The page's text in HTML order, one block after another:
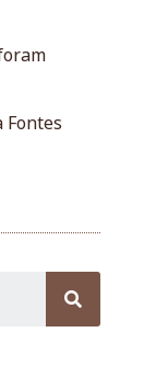
Fontes